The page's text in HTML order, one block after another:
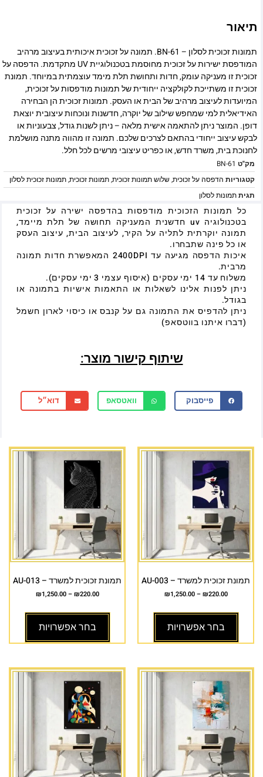
תיאור
תמונות זכוכית לסלון – BN-61. תמונה על זכוכית איכותית בעיצוב מרהיב
המודפסת ישירות על זכוכית מחוסמת בטכנולוגיית UV מתקדמת. הדפסה על
זכוכית זו מעניקה עומק, חדות ותחושת תלת מימד עוצמתית במיוחד. תמונת
זכוכית זו משתייכת לקולקציה ייחודית של תמונות מודפסות על זכוכית,
המיועדות לעיצוב מרהיב של הבית או העסק. תמונות זכוכית הן הבחירה
האידיאלית למי שמחפש שילוב של יוקרה, חדשנות ונוכחות עיצובית יוצאת
דופן. המוצר ניתן להתאמה אישית מלאה – ניתן לשנות גודל, צבעוניות או
לבקש עיצוב ייחודי בהתאם לצרכים שלכם. תמונה זו מהווה מתנה מושלמת
לחנוכת בית, משרד חדש, או כפריט עיצובי מרשים לכל חלל.
מק"ט BN-61
קטגוריות הדפסה על זכוכית,שלוש תמונות זכוכית,תמונות זכוכית,תמונות זכוכית לסלון
תגיתתמונות לסלון
כל תמונות הזכוכית מודפסות בהדפסה ישירה על זכוכית
בטכנולוגיה uv חדשנית המעניקה תחושה של תלת מיימד,
תמונה יוקרתית לתליה על הקיר, לעיצוב הבית, עיצוב העסק
או כל פינה שתבחרו.
איכות הדפסה מגיעה עד 2400DPI המאפשרת חדות תמונה
מרבית.
משלוח עד 14 ימי עסקים (איסוף עצמי 3 ימי עסקים).
ניתן לפנות אלינו לשאלות או התאמות אישיות בתמונה או
בגודל.
ניתן להדפיס את התמונה גם על קנבס או כיסוי לארון חשמל
(דברו איתנו בווטסאפ)
שיתוף קישור מוצר:
פייסבוק וואטסאפ דוא״ל
תמונת זכוכית למשרד – AU-003
₪220.00
–
₪1,250.00
בחר אפשרויות
תמונת זכוכית למשרד – AU-013
₪220.00
–
₪1,250.00
בחר אפשרויות